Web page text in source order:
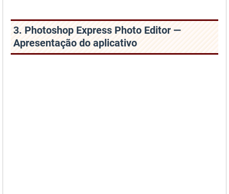
3. Photoshop Express Photo Editor —
Apresentação do aplicativo